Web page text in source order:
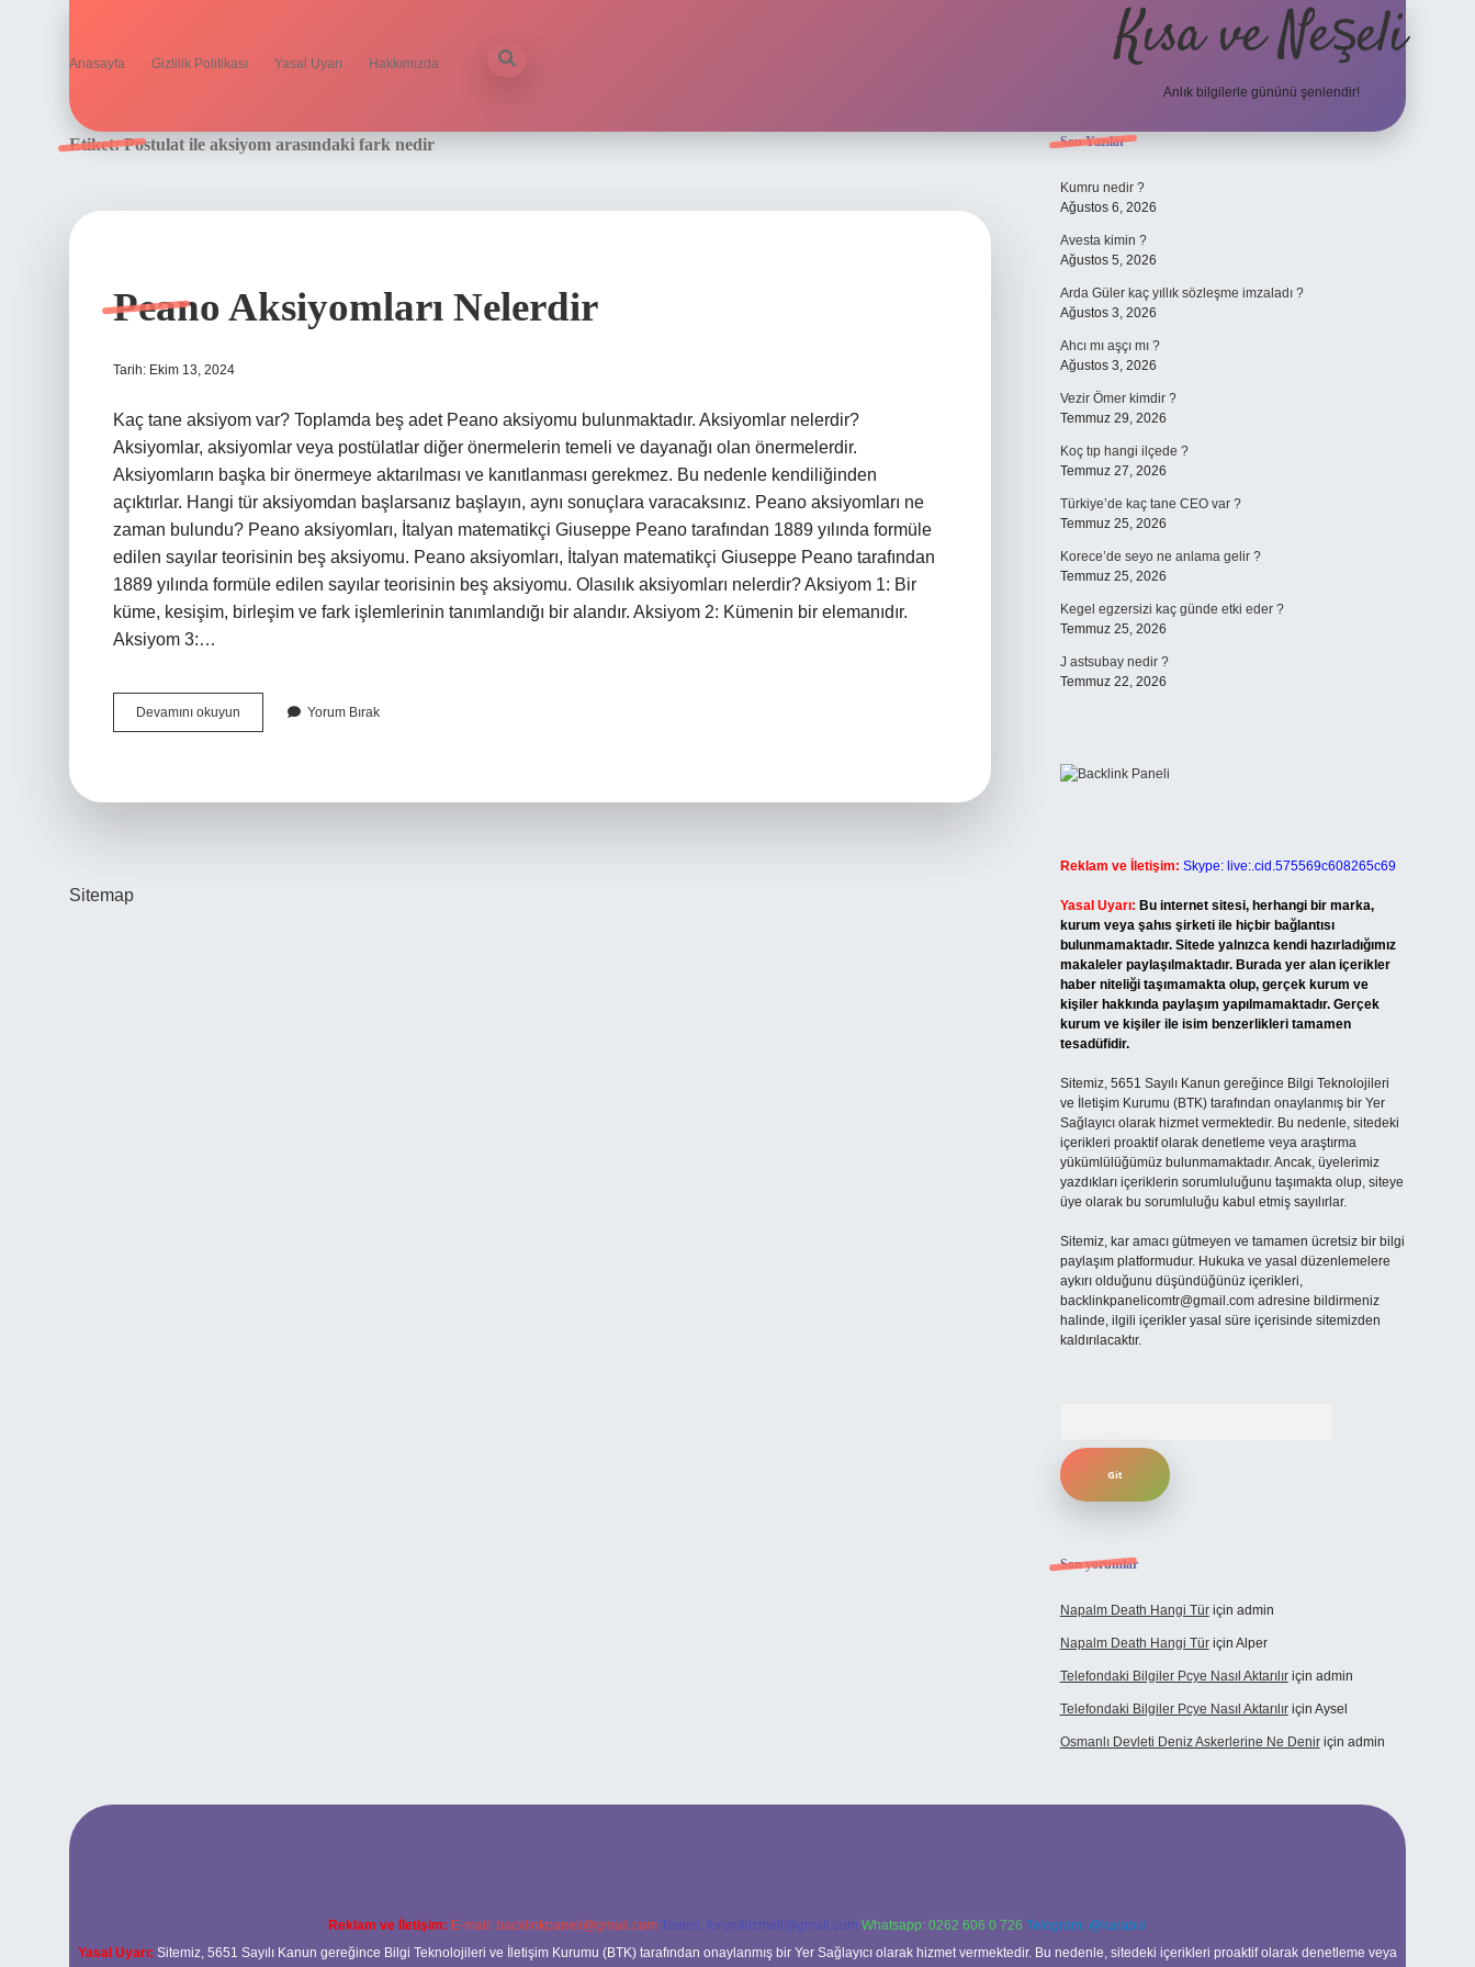
Anasayfa Gizlilik Politikası Yasal Uyarı Hakkımızda Kısa ve Neşeli
Anlık bilgilerle gününü şenlendir!
Etiket:Postulat ile aksiyom arasındaki fark nedir
Peano Aksiyomları Nelerdir
Tarih: Ekim 13, 2024
Kaç tane aksiyom var? Toplamda beş adet Peano aksiyomu bulunmaktadır. Aksiyomlar nelerdir?
Aksiyomlar, aksiyomlar veya postülatlar diğer önermelerin temeli ve dayanağı olan önermelerdir.
Aksiyomların başka bir önermeye aktarılması ve kanıtlanması gerekmez. Bu nedenle kendiliğinden
açıktırlar. Hangi tür aksiyomdan başlarsanız başlayın, aynı sonuçlara varacaksınız. Peano aksiyomları ne
zaman bulundu? Peano aksiyomları, İtalyan matematikçi Giuseppe Peano tarafından 1889 yılında formüle
edilen sayılar teorisinin beş aksiyomu. Peano aksiyomları, İtalyan matematikçi Giuseppe Peano tarafından
1889 yılında formüle edilen sayılar teorisinin beş aksiyomu. Olasılık aksiyomları nelerdir? Aksiyom 1: Bir
küme, kesişim, birleşim ve fark işlemlerinin tanımlandığı bir alandır. Aksiyom 2: Kümenin bir elemanıdır.
Aksiyom 3:…
Devamını okuyun
Aksiyomları
Yorum Bırak
Sitemap
Sidebar
Son Yazılar
Kumru nedir ?
Ağustos 6, 2026
Avesta kimin ?
Ağustos 5, 2026
Arda Güler kaç yıllık sözleşme imzaladı ?
Ağustos 3, 2026
Ahcı mı aşçı mı ?
Ağustos 3, 2026
Vezir Ömer kimdir ?
Temmuz 29, 2026
Koç tıp hangi ilçede ?
Temmuz 27, 2026
Türkiye’de kaç tane CEO var ?
Temmuz 25, 2026
Korece’de seyo ne anlama gelir ?
Temmuz 25, 2026
Kegel egzersizi kaç günde etki eder ?
Temmuz 25, 2026
J astsubay nedir ?
Temmuz 22, 2026
Reklam ve İletişim: Skype: live:.cid.575569c608265c69
Yasal Uyarı: Bu internet sitesi, herhangi bir marka,
kurum veya şahıs şirketi ile hiçbir bağlantısı
bulunmamaktadır. Sitede yalnızca kendi hazırladığımız
makaleler paylaşılmaktadır. Burada yer alan içerikler
haber niteliği taşımamakta olup, gerçek kurum ve
kişiler hakkında paylaşım yapılmamaktadır. Gerçek
kurum ve kişiler ile isim benzerlikleri tamamen
tesadüfidir.
Sitemiz, 5651 Sayılı Kanun gereğince Bilgi Teknolojileri
ve İletişim Kurumu (BTK) tarafından onaylanmış bir Yer
Sağlayıcı olarak hizmet vermektedir. Bu nedenle, sitedeki
içerikleri proaktif olarak denetleme veya araştırma
yükümlülüğümüz bulunmamaktadır. Ancak, üyelerimiz
yazdıkları içeriklerin sorumluluğunu taşımakta olup, siteye
üye olarak bu sorumluluğu kabul etmiş sayılırlar.
Sitemiz, kar amacı gütmeyen ve tamamen ücretsiz bir bilgi
paylaşım platformudur. Hukuka ve yasal düzenlemelere
aykırı olduğunu düşündüğünüz içerikleri,
backlinkpanelicomtr@gmail.comadresine bildirmeniz
halinde, ilgili içerikler yasal süre içerisinde sitemizden
kaldırılacaktır.
Son yorumlar
Napalm Death Hangi Türiçin admin
Napalm Death Hangi Türiçin Alper
Telefondaki Bilgiler Pcye Nasıl Aktarılıriçin admin
Telefondaki Bilgiler Pcye Nasıl Aktarılıriçin Aysel
Osmanlı Devleti Deniz Askerlerine Ne Deniriçin admin
Reklam ve İletişim: E-mail: backlinkpaneli@gmail.com Teams: forumhizmeti@gmail.com Whatsapp: 0262 606 0 726 Telegram: @karabul
Yasal Uyarı: Sitemiz, 5651 Sayılı Kanun gereğince Bilgi Teknolojileri ve İletişim Kurumu (BTK) tarafından onaylanmış bir Yer Sağlayıcı olarak hizmet vermektedir. Bu nedenle, sitedeki içerikleri proaktif olarak denetleme veya